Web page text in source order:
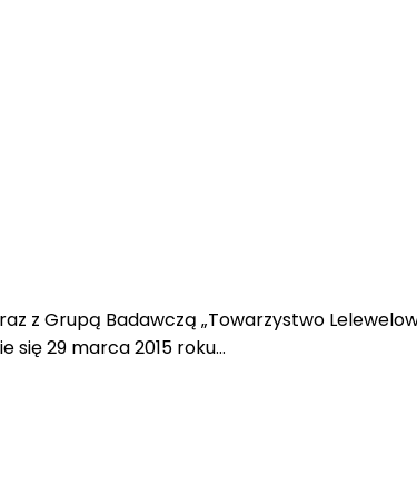
z Grupą Badawczą „Towarzystwo
się 29 marca 2015 roku…